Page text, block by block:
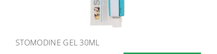
STOMODINE GEL 30ML